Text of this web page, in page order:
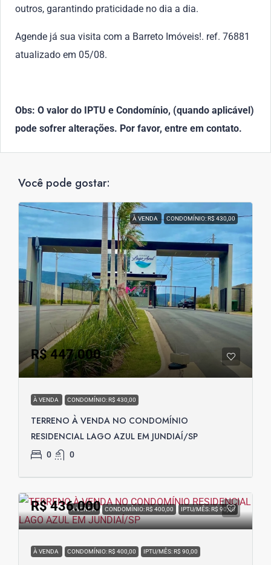
outros, garantindo praticidade no dia a dia.
Agende já sua visita com a Barreto Imóveis!. ref. 76881
atualizado em 05/08.
Obs: O valor do IPTU e Condomínio, (quando aplicável)
pode sofrer alterações. Por favor, entre em contato.
Você pode gostar:
À VENDA CONDOMÍNIO: R$ 430,00
R$ 447.000
À VENDA CONDOMÍNIO: R$ 430,00
TERRENO À VENDA NO CONDOMÍNIO
RESIDENCIAL LAGO AZUL EM JUNDIAÍ/SP
0 0
À VENDA CONDOMÍNIO: R$ 400,00 IPTU/MÊS: R$ 90,00
R$ 436.000
À VENDA CONDOMÍNIO: R$ 400,00 IPTU/MÊS: R$ 90,00